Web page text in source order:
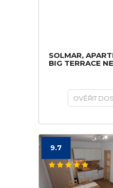
SOLMAR,
BIG TERRACE
OVĚŘIT
9.7